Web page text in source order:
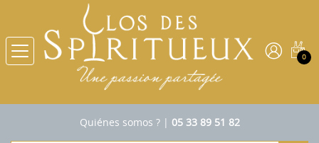
0
Quiénes somos ?| 05 33 89 51 82